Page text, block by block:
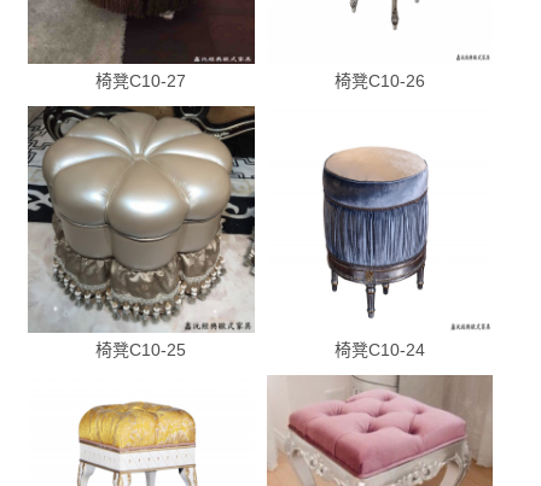
椅凳C10-27 椅凳C10-26
椅凳C10-25 椅凳C10-24